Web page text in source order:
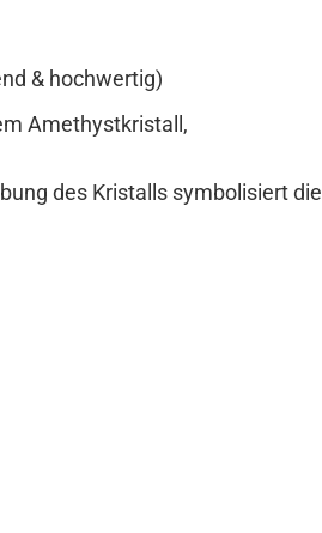
& hochwertig)
Amethystkristall,
des Kristalls symbolisiert die